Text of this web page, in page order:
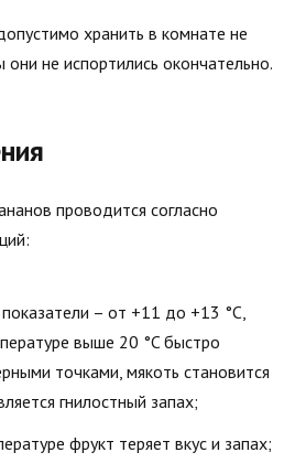
хранить в комнате не
не испортились окончательно.
проводится согласно
– от +11 до +13 °C,
выше 20 °C быстро
точками, мякоть становится
гнилостный запах;
фрукт теряет вкус и запах;